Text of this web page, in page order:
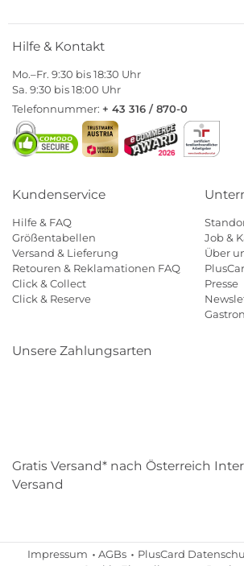
Hilfe & Kontakt
Mo.–Fr. 9:30 bis 18:30 Uhr
Sa. 9:30 bis 18:00 Uhr
Telefonnummer: + 43 316 / 870-0
Kundenservice
Hilfe & FAQ
Größentabellen
Versand & Lieferung
Retouren & Reklamationen FAQ
Click & Collect
Click & Reserve
Job &
Über
Presse
Unsere Zahlungsarten
Gratis Versand* nach Österreich
Versand
Impressum AGBs PlusCard